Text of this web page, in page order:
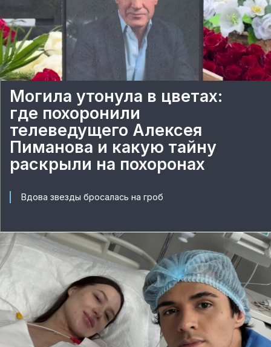
Могила утонула в цветах:
где похоронили
телеведущего Алексея
Пиманова и какую тайну
раскрыли на похоронах
Вдова звезды бросалась на гроб